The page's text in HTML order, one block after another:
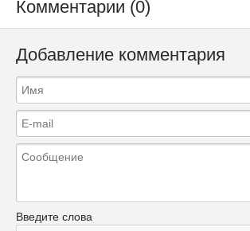
Комментарии (0)
Добавление комментария
Введите слова